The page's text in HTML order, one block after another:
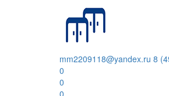
mm2209118@yandex.ru 8
0
0
0